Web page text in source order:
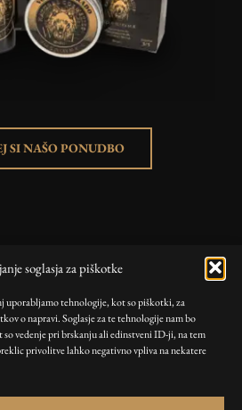
soglasja za piškotke
uporabljamo tehnologije, kot so piškotki, za
o napravi. Soglasje za te tehnologije nam bo
vedenje pri brskanju ali edinstveni ID-ji, na tem
privolitve lahko negativno vpliva na nekatere
SI NAŠO PONUDBO
Blog
Moj račun